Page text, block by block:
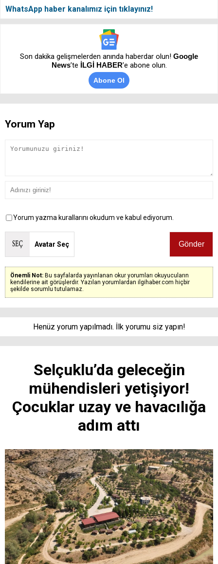
WhatsApp haber kanalımız için tıklayınız!
Son dakika gelişmelerden anında haberdar olun! Google
News’te İLGİ HABER'e abone olun.
Abone Ol
Yorum Yap
Yorum yazma kurallarını okudum ve kabul ediyorum.
Avatar Seç
Önemli Not: Bu sayfalarda yayınlanan okur yorumları okuyucuların
kendilerine ait görüşlerdir. Yazılan yorumlardan ilgihaber.com hiçbir
şekilde sorumlu tutulamaz.
Henüz yorum yapılmadı. İlk yorumu siz yapın!
Selçuklu’da geleceğin
mühendisleri yetişiyor!
Çocuklar uzay ve havacılığa
adım attı